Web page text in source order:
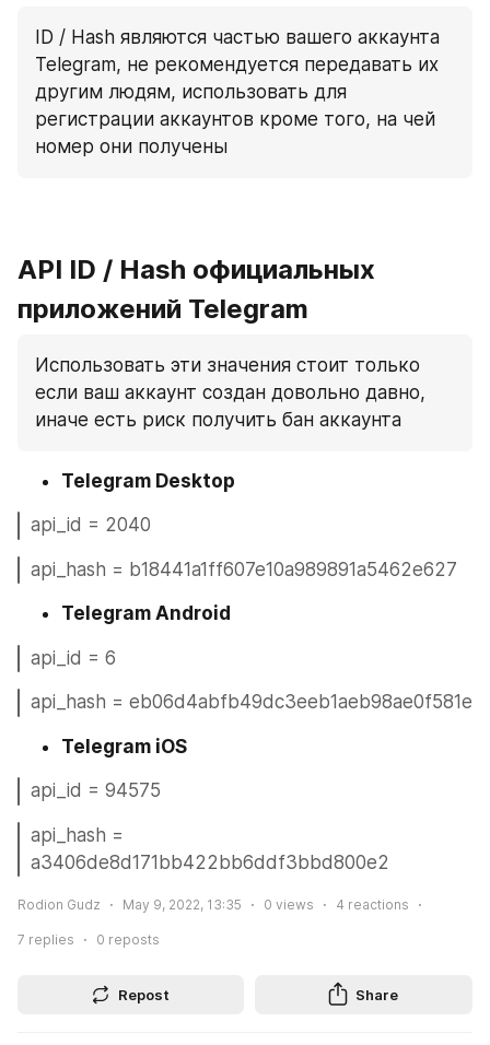
ID / Hash являются частью вашего аккаунта
Telegram, не рекомендуется передавать их
другим людям, использовать для
регистрации аккаунтов кроме того, на чей
номер они получены
API ID / Hash официальных
приложений Telegram
Использовать эти значения стоит только
если ваш аккаунт создан довольно давно,
иначе есть риск получить бан аккаунта
Telegram Desktop
api_id = 2040
api_hash = b18441a1ff607e10a989891a5462e627
Telegram Android
api_id = 6
api_hash = eb06d4abfb49dc3eeb1aeb98ae0f581e
Telegram iOS
api_id = 94575
api_hash =
a3406de8d171bb422bb6ddf3bbd800e2
Rodion Gudz May 9, 2022, 13:35 0 views 4 reactions
7 replies 0 reposts
Repost Share